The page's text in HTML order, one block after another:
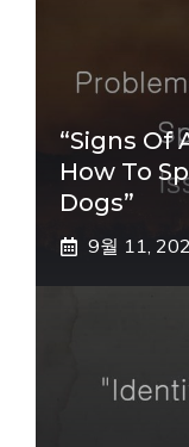
“Signs Of
How To
Dogs”
9월 11,